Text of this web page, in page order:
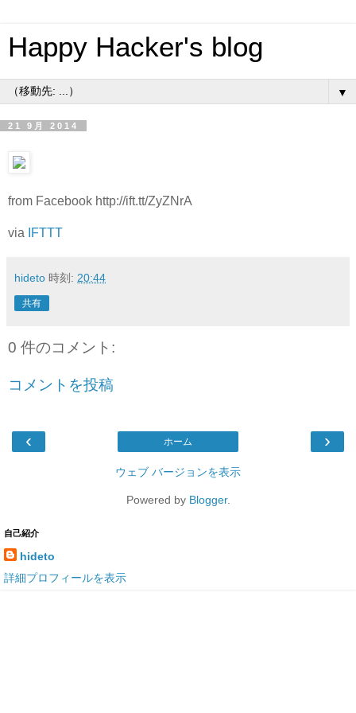
Happy Hacker's blog
▼
21 9月 2014
from Facebook http://ift.tt/ZyZNrA
via IFTTT
hideto 時刻: 20:44
共有
0 件のコメント:
コメントを投稿
‹ ›
ホーム
ウェブ バージョンを表示
Powered by Blogger.
自己紹介
hideto
詳細プロフィールを表示